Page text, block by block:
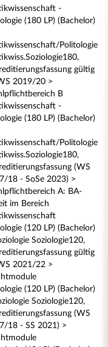
-
(180 LP) (Bachelor)
Politologie
gültig
2019/20 >
B
-
(180 LP) (Bachelor)
Politologie
(WS
18 - SoSe 2023) >
A: BA-
im Bereich
(120 LP) (Bachelor)
Soziologie120,
gültig
2021/22 >
(120 LP) (Bachelor)
Soziologie120,
(WS
18 - SS 2021) >